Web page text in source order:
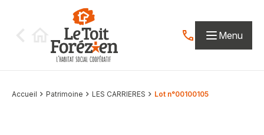
Contactez-nous
Menu
Accueil Patrimoine LES CARRIERES Lot n°00100105